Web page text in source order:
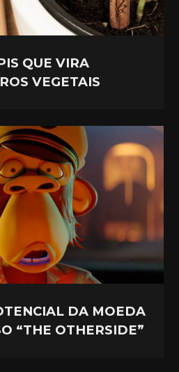
QUE VIRA
VEGETAIS
DA MOEDA
“THE OTHERSIDE”